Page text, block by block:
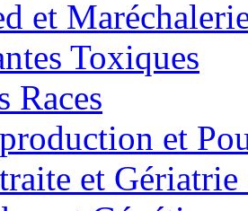
et
Toxiques
Races
et
et